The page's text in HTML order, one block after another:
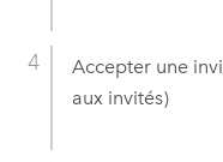
Accepter une
aux invités)